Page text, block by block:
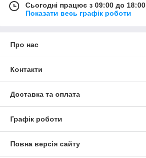
Сьогодні працює з 09:00 до 18:00
Показати весь графік роботи
Про нас
Контакти
Доставка та оплата
Графік роботи
Повна версія сайту